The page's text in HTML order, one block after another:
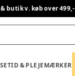
butik v. køb over 499,-
& PLEJEMÆRKER